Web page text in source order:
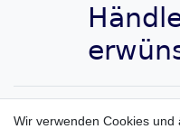
Aquaristik-Paradies
Wir verwenden Cookies